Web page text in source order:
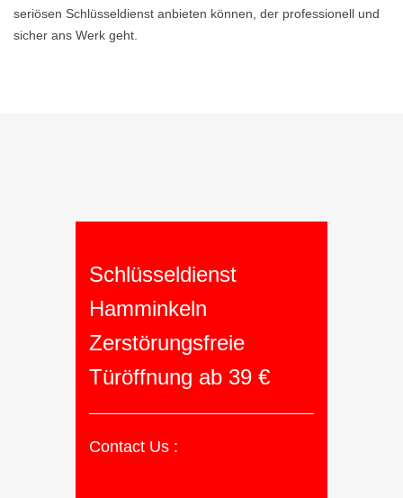
seriösen Schlüsseldienst anbieten können, der professionell und
sicher ans Werk geht.
Schlüsseldienst
Hamminkeln
Zerstörungsfreie
Türöffnung ab 39 €
Contact Us :